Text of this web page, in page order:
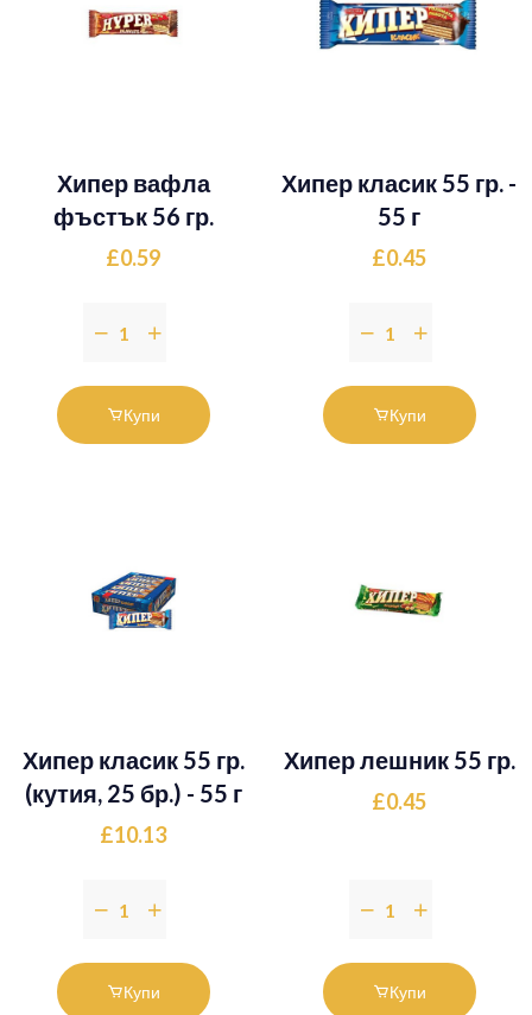
Хипер вафла
фъстък 56 гр.
£0.59
Купи
Хипер класик 55 гр. -
55 г
£0.45
Купи
Хипер класик 55 гр.
(кутия, 25 бр.) - 55 г
£10.13
Купи
Хипер лешник 55 гр.
£0.45
Купи